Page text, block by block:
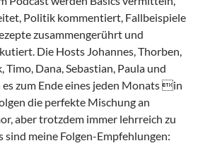
Politik kommentiert, Fallbeispiele
zusammengerührt und
Die Hosts Johannes, Thorben,
Timo, Dana, Sebastian, Paula und
zum Ende eines jeden Monats in
die perfekte Mischung an
aber trotzdem immer lehrreich zu
sind meine Folgen-Empfehlungen: